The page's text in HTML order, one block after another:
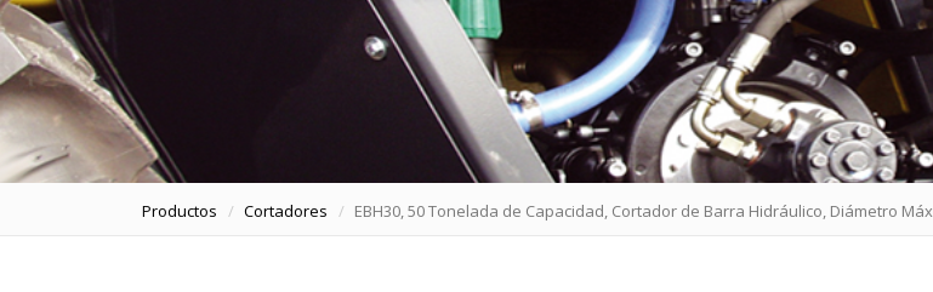
Productos Cortadores EBH30, 50 Tonelada de Capacidad, Cortador de Barra Hidráulico, Diámetro